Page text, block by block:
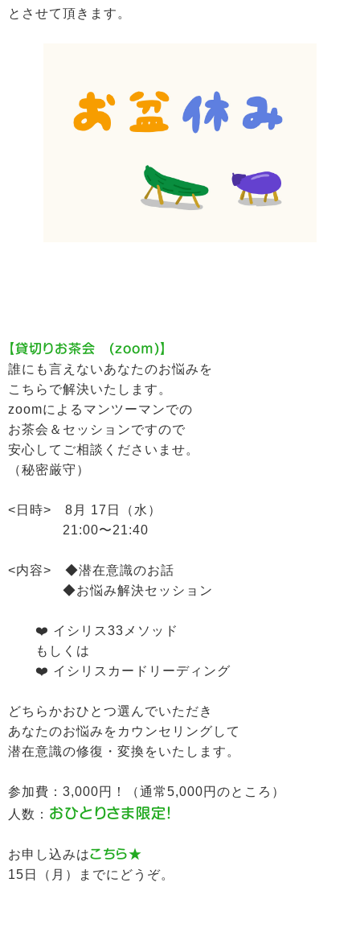
とさせて頂きます。
【貸切りお茶会 (zoom)】
誰にも言えないあなたのお悩みを
こちらで解決いたします。
zoomによるマンツーマンでの
お茶会＆セッションですので
安心してご相談くださいませ。
（秘密厳守）
<日時> 8月 17日（水）
21:00〜21:40
<内容> ◆潜在意識のお話
◆お悩み解決セッション
❤️ イシリス33メソッド
もしくは
❤️ イシリスカードリーディング
どちらかおひとつ選んでいただき
あなたのお悩みをカウンセリングして
潜在意識の修復・変換をいたします。
参加費：3,000円！（通常5,000円のところ）
人数： おひとりさま限定！
お申し込みはこちら★
15日（月）までにどうぞ。